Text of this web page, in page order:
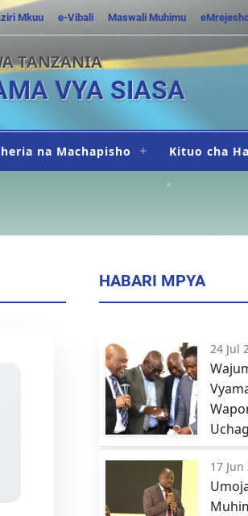
Mkuu e-Vibali Maswali Muhimu
TANZANIA
VYA SIASA
na Machapisho Kituo cha
HABARI MPYA
24 Jul
17